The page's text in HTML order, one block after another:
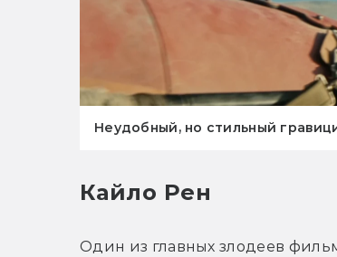
Неудобный, но стильный
Кайло Рен
Один из главных злодеев